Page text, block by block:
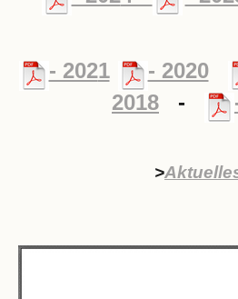
- 2021 - 2020
2018 -
>